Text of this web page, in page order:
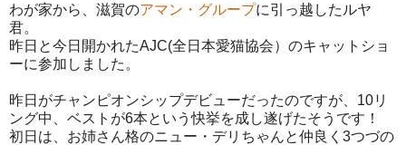
わが家から、滋賀のアマン・グループに引っ越したルヤ
君。
昨日と今日開かれたAJC(全日本愛猫協会）のキャットショ
ーに参加しました。
昨日がチャンピオンシップデビューだったのですが、10リ
ング中、ベストが6本という快挙を成し遂げたそうです！
初日は、お姉さん格のニュー・デリちゃんと仲良く3つづの